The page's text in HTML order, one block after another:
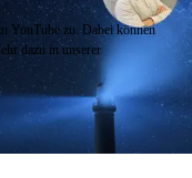
YouTube zu. Dabei können
dazu in unserer